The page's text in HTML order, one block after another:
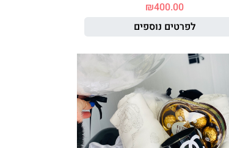
₪400.00
לפרטים נוספים